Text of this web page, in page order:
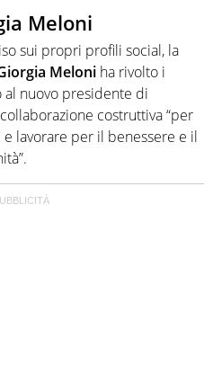
Meloni
sui propri profili social, la
Meloni ha rivolto i
nuovo presidente di
costruttiva “per
lavorare per il benessere e il